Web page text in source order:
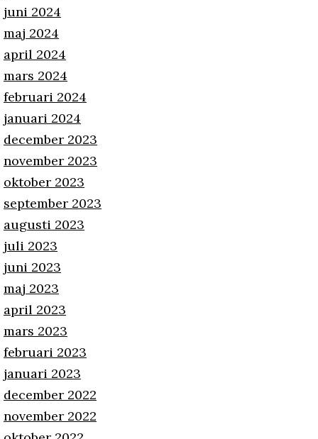
juni 2024
maj 2024
april 2024
mars 2024
februari 2024
januari 2024
december 2023
november 2023
oktober 2023
september 2023
augusti 2023
juli 2023
juni 2023
maj 2023
april 2023
mars 2023
februari 2023
januari 2023
december 2022
november 2022